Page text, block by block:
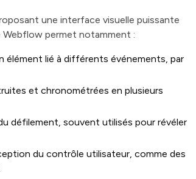
une interface visuelle puissante
Webflow permet notamment :
élément lié à différents événements, par
et chronométrées en plusieurs
défilement, souvent utilisés pour révéler
du contrôle utilisateur, comme des